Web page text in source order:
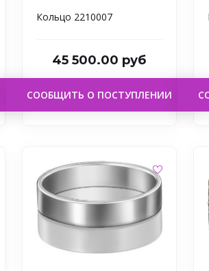
Кольцо 2210007
45 500.00 руб
СООБЩИТЬ О ПОСТУПЛЕНИИ